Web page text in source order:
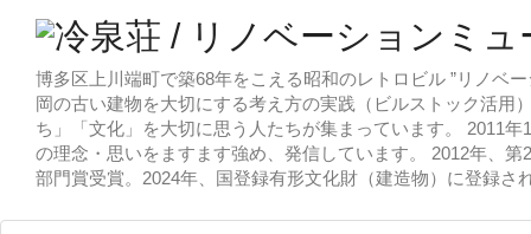
博多区上川端町で築68年をこえる昭和のレトロビル ”リノベ
岡の古い建物を大切にする考え方の実践（ビルストック活用
ち」「文化」を大切に思う人たちが集まっています。 2011
の理念・思いをますます強め、発信しています。 2012年、
部門賞受賞。2024年、国登録有形文化財（建造物）に登録さ